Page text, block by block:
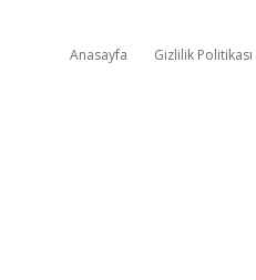
Anasayfa Gizlilik Politikası